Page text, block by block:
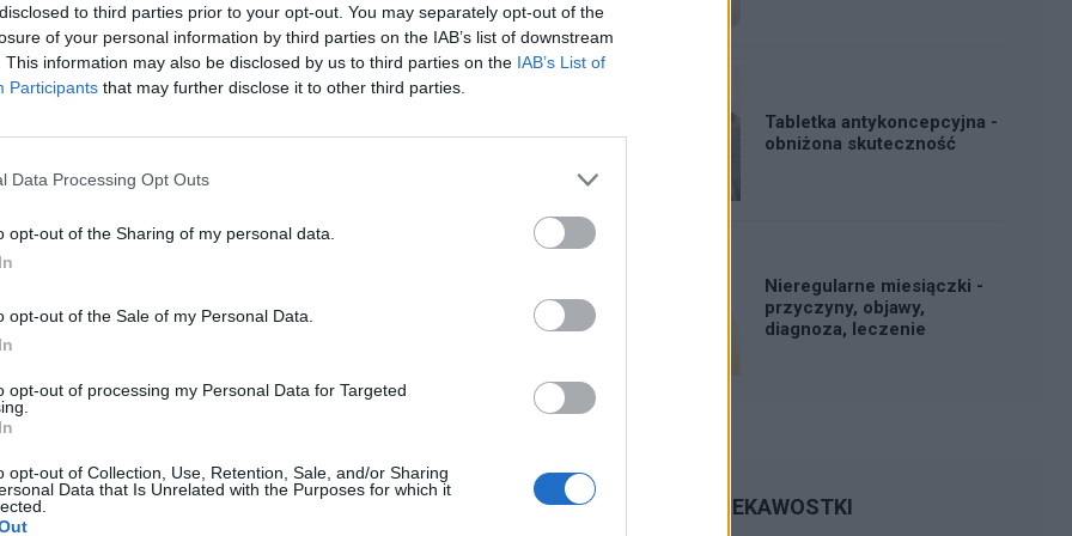
to third parties prior to your opt-out. You may separately opt-out of the
of your personal information by third parties on the IAB’s list of downstream
This information may also be disclosed by us to third parties on the IAB’s List of
Participants that may further disclose it to other third parties.
Data Processing Opt Outs
opt-out of the Sharing of my personal data.
opt-out of the Sale of my Personal Data.
opt-out of processing my Personal Data for Targeted
opt-out of Collection, Use, Retention, Sale, and/or Sharing
Data that Is Unrelated with the Purposes for which it
sromowe nie wiem co z tym robić...
, to robię kilka kulek w kształcie pięści przeważnie.
Co w takiej sytuacji może pomóc. ?
sie prawie dwa lata. Po długich leczeniach
pozostał, czuję ciągły dyskomfort oraz mam
Posiewy są czyste. Lekarka chciałaby wykonac u
Tabletka antykoncepcyjna -
obniżona skuteczność
Nieregularne miesiączki -
przyczyny, objawy,
diagnoza, leczenie
CIEKAWOSTKI